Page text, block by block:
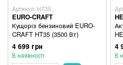
Артикул: HT35
EURO-CRAFT
Кущоріз бензиновий EURO-
CRAFT HT35 (3500 Вт)
4 699 грн
В наявності
4
В